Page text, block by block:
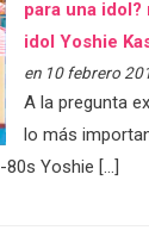
para una
idol Yoshie
en 10 febrero
A la pregunta
lo más
Yoshie […]